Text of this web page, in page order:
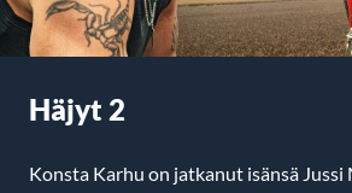
Häjyt 2
Konsta Karhu on jatkanut isänsä